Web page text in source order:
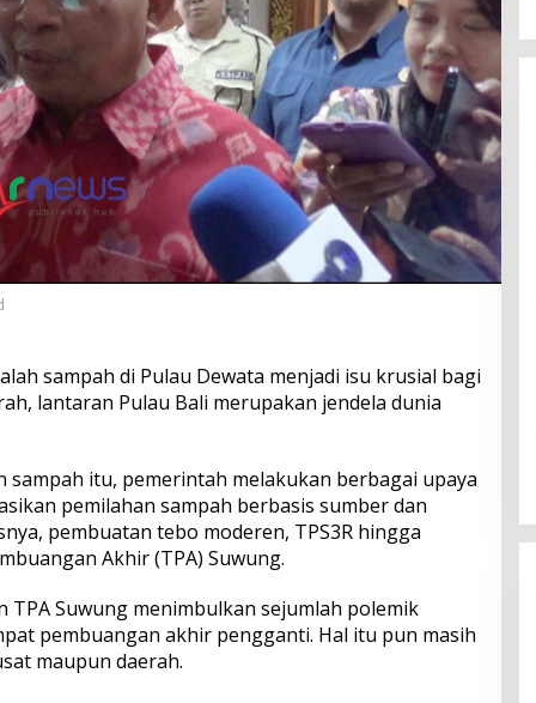
sampah di Pulau Dewata menjadi isu krusial bagi
lantaran Pulau Bali merupakan jendela dunia
sampah itu, pemerintah melakukan berbagai upaya
pemilahan sampah berbasis sumber dan
pembuatan tebo moderen, TPS3R hingga
Akhir (TPA) Suwung.
Suwung menimbulkan sejumlah polemik
pembuangan akhir pengganti. Hal itu pun masih
maupun daerah.